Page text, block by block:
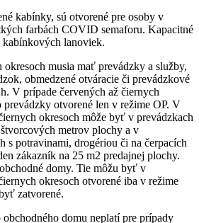
kabínky, sú otvorené pre osoby v
farbách COVID semaforu. Kapacitné
kabínkových lanoviek.
musia mať prevádzky a služby,
obmedzené otváracie či prevádzkové
V prípade červených až čiernych
otvorené len v režime OP. V
okresoch môže byť v prevádzkach
metrov plochy a v
s potravinami, drogériou či na čerpacích
zákazník na 25 m2 predajnej plochy.
domy. Tie môžu byť v
okresoch otvorené iba v režime
zatvorené.
domu neplatí pre prípady